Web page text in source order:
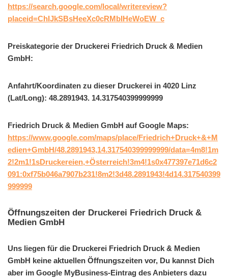
https://search.google.com/local/writereview?
placeid=ChIJkSBsHeeXc0cRMbIHeWoEW_c
Preiskategorie der Druckerei Friedrich Druck & Medien
GmbH:
Anfahrt/Koordinaten zu dieser Druckerei in 4020 Linz
(Lat/Long): 48.2891943. 14.317540399999999
Friedrich Druck & Medien GmbH auf Google Maps:
https://www.google.com/maps/place/Friedrich+Druck+&+M
edien+GmbH/48.2891943,14.317540399999999/data=4m8!1m
2!2m1!1sDruckereien,+Österreich!3m4!1s0x477397e71d6c2
091:0xf75b046a7907b231!8m2!3d48.2891943!4d14.317540399
999999
Öffnungszeiten der Druckerei Friedrich Druck &
Medien GmbH
Uns liegen für die Druckerei Friedrich Druck & Medien
GmbH keine aktuellen Öffnungszeiten vor, Du kannst Dich
aber im Google MyBusiness-Eintrag des Anbieters dazu